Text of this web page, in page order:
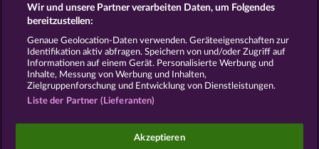
Impressum
Widerruf einreichen
Social Casino Spiele dienen der reinen Unterhaltung
Wir und unsere Partner verarbeiten Daten, um Folgendes
bereitzustellen:
Genaue Geolocation-Daten verwenden. Geräteeigenschaften zur
Identifikation aktiv abfragen. Speichern von und/oder Zugriff auf
Informationen auf einem Gerät. Personalisierte Werbung und
Inhalte, Messung von Werbung und Inhalten,
Zielgruppenforschung und Entwicklung von Dienstleistungen.
Liste der Partner (Lieferanten)
Akzeptieren